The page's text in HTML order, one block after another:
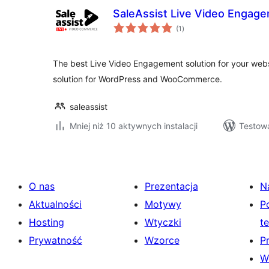
SaleAssist Live Video
(1 wszystkich
ocen
)
The best Live Video Engagement solution for your
solution for WordPress and WooCommerce.
saleassist
Mniej niż 10 aktywnych instalacji
O nas
Aktualności
Hosting
Prywatność
Prezentacja
Motywy
Wtyczki
Wzorce